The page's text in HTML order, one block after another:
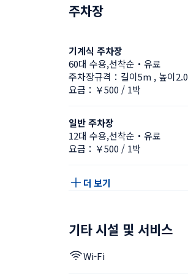
주차장
기계식 주차장
60대 수용,선착순・유료
주차장규격：길이5m , 높이
요금：￥500 / 1박
일반 주차장
12대 수용,선착순・유료
요금：￥500 / 1박
더 보기
기타 시설 및 서비스
Wi-Fi